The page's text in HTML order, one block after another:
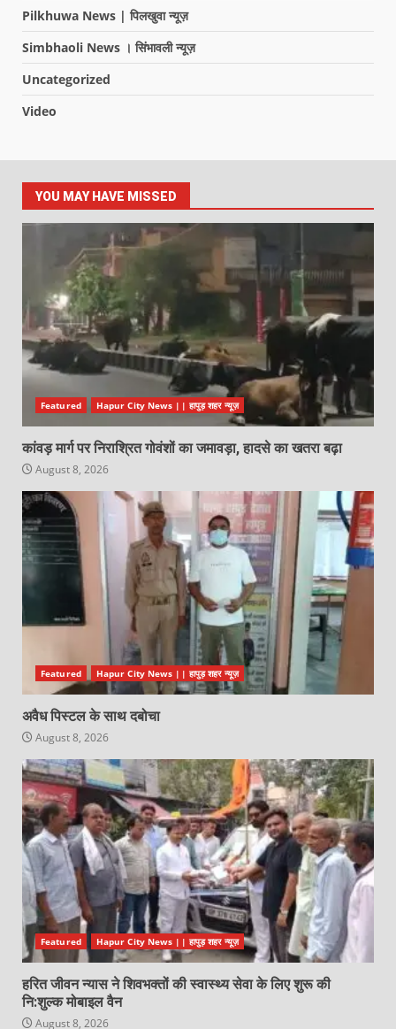
Pilkhuwa News | पिलखुवा न्यूज़
Simbhaoli News । सिंभावली न्यूज़
Uncategorized
Video
YOU MAY HAVE MISSED
Featured Hapur City News || हापुड़ शहर न्यूज़
कांवड़ मार्ग पर निराश्रित गोवंशों का जमावड़ा, हादसे का खतरा बढ़ा
August 8, 2026
Featured Hapur City News || हापुड़ शहर न्यूज़
अवैध पिस्टल के साथ दबोचा
August 8, 2026
Featured Hapur City News || हापुड़ शहर न्यूज़
हरित जीवन न्यास ने शिवभक्तों की स्वास्थ्य सेवा के लिए शुरू की
नि:शुल्क मोबाइल वैन
August 8, 2026